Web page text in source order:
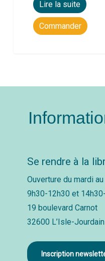
Lire la suite
Commander
Se rendre à la
Ouverture du mardi
9h30-12h30 et
19 boulevard Carnot
32600 L’Isle-Jourdain
Inscription